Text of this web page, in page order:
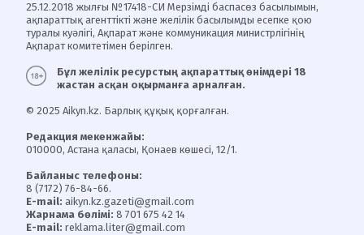
25.12.2018 жылғы №17418-СИ Мерзімді баспасөз басылымын,
ақпараттық агенттікті және желілік басылымды есепке қою
туралы куәлігі, Ақпарат және коммуникация министрлігінің
Ақпарат комитетімен берілген.
Бұл желілік ресурстың ақпараттық өнімдері 18
жастан асқан оқырманға арналған.
© 2025 Aikyn.kz. Барлық құқық қорғалған.
Редакция мекенжайы:
010000, Астана қаласы, Қонаев көшесі, 12/1.
Байланыс телефоны:
8 (7172) 76-84-66.
E-mail: aikyn.kz.gazeti@gmail.com
Жарнама бөлімі: 8 701 675 42 14
E-mail: reklama.liter@gmail.com